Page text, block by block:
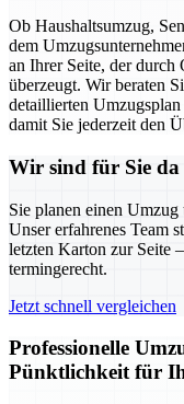
Ob Haushaltsumzug,
dem
an Ihrer Seite, der durch
überzeugt. Wir beraten
detaillierten
damit Sie jederzeit den
Wir sind für Sie da
Sie planen einen Umzug
Unser erfahrenes Team
letzten Karton zur Seite
termingerecht.
Jetzt schnell vergleichen
Professionelle
Pünktlichkeit für